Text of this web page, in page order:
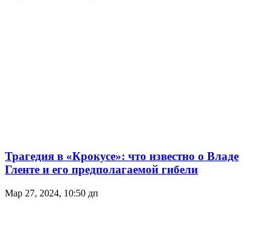
Трагедия в «Крокусе»: что известно о Владе
Гленте и его предполагаемой гибели
Мар 27, 2024, 10:50 дп